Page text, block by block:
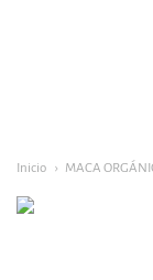
Menú
principal
Inicio MACA